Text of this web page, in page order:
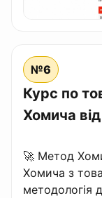
№6
Курс по
Хомича
🚀 Метод
Хомича з
методологія